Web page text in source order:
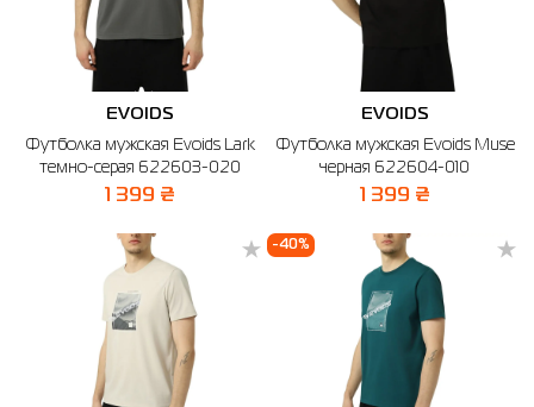
EVOIDS
Футболка мужская Evoids Lark
темно-серая 622603-020
1 399 ₴
EVOIDS
Футболка мужская Evoids Muse
черная 622604-010
1 399 ₴
-40%